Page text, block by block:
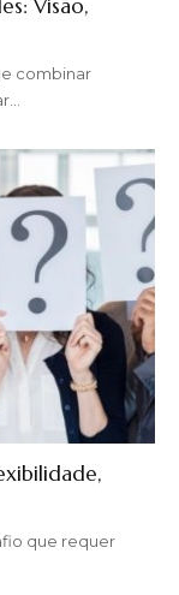
Visão,
combinar
que requer